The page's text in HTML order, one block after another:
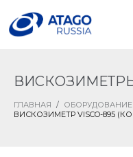
ВИСКОЗИМЕТРЫ
ГЛАВНАЯ / ОБОРУДОВАНИЕ
ВИСКОЗИМЕТР VISCO-895